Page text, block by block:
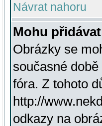
Návrat nahoru
Mohu
Obrázky se
současné
fóra. Z tohoto
http://
odkazy na